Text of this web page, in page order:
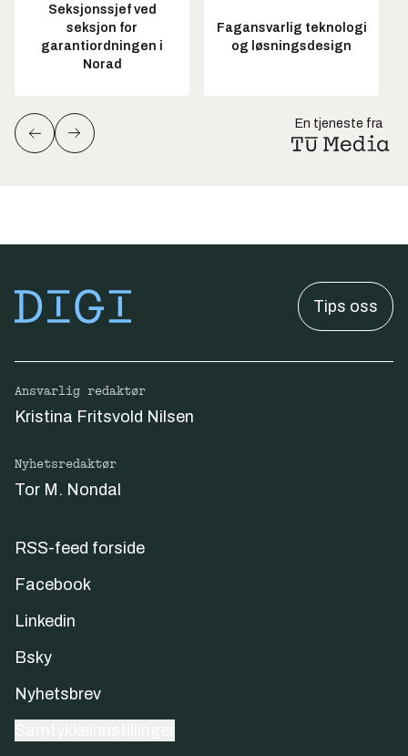
Seksjonssjef ved
seksjon for
garantiordningen i
Norad
Fagansvarlig teknologi
og løsningsdesign
En tjeneste fra
Tips oss
Ansvarlig redaktør
Kristina Fritsvold Nilsen
Nyhetsredaktør
Tor M. Nondal
RSS-feed forside
Facebook
Linkedin
Bsky
Nyhetsbrev